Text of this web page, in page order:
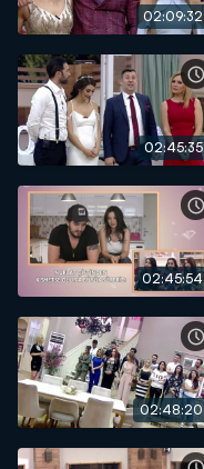
02:09:32
02:45:35
02:45:54
02:48:20